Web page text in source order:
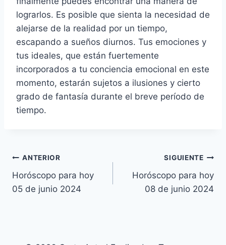
lograrlos. Es posible que sienta la necesidad de
alejarse de la realidad por un tiempo,
escapando a sueños diurnos. Tus emociones y
tus ideales, que están fuertemente
incorporados a tu conciencia emocional en este
momento, estarán sujetos a ilusiones y cierto
grado de fantasía durante el breve período de
tiempo.
Navegación
de
ANTERIOR
Horóscopo para hoy
05 de junio 2024
SIGUIENTE
Horóscopo para hoy
08 de junio 2024